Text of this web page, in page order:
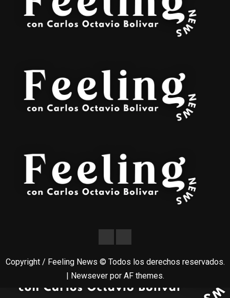
Copyright / Feeling News © Todos los derechos reservados.
Newseverpor AF themes.